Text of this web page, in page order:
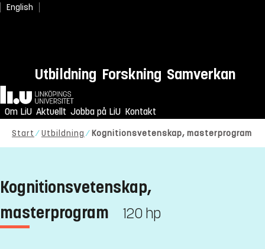
English
Utbildning Forskning Samverkan
Hem
Om LiU Aktuellt Jobba på LiU Kontakt
Start Utbildning Kognitionsvetenskap, masterprogram
Kognitionsvetenskap,
masterprogram
120 hp